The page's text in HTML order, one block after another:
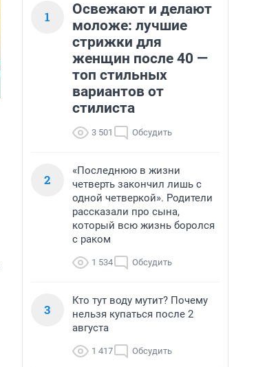
1
Освежают и делают
моложе: лучшие
стрижки для
женщин после 40 —
топ стильных
вариантов от
стилиста
3 501 Обсудить
2
«Последнюю в жизни
четверть закончил лишь с
одной четверкой». Родители
рассказали про сына,
который всю жизнь боролся
с раком
1 534 Обсудить
3
Кто тут воду мутит? Почему
нельзя купаться после 2
августа
1 417 Обсудить